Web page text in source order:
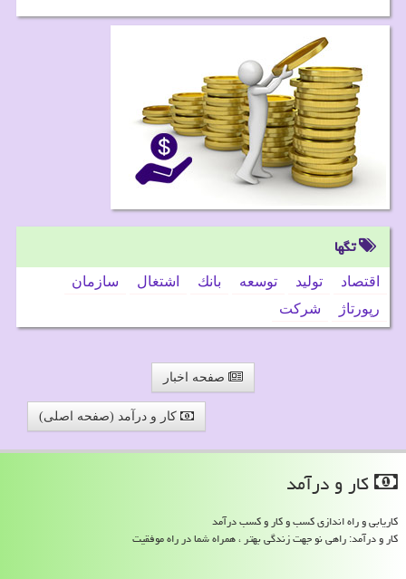
تگها
اقتصاد تولید توسعه بانك اشتغال
سازمان
رپورتاژ
شركت
صفحه اخبار
کار و درآمد (صفحه اصلی)
كار و درآمد
کاریابی و راه اندازی کسب و کار و کسب درآمد
کار و درآمد: راهی نو جهت زندگی بهتر ، همراه شما در راه موفقیت